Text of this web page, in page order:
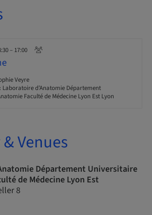
– 17:00
Veyre
Laboratoire d’Anatomie Département
Faculté de Médecine Lyon Est Lyon
Venues
Département Universitaire
de Médecine Lyon Est
8